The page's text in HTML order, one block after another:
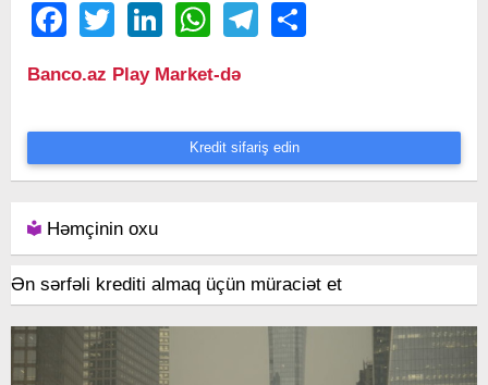
FacebookTwitter LinkedIn WhatsAppTelegram
Banco.az Play Market-də
Kredit sifariş edin
Həmçinin oxu
Ən sərfəli krediti almaq üçün müraciət et